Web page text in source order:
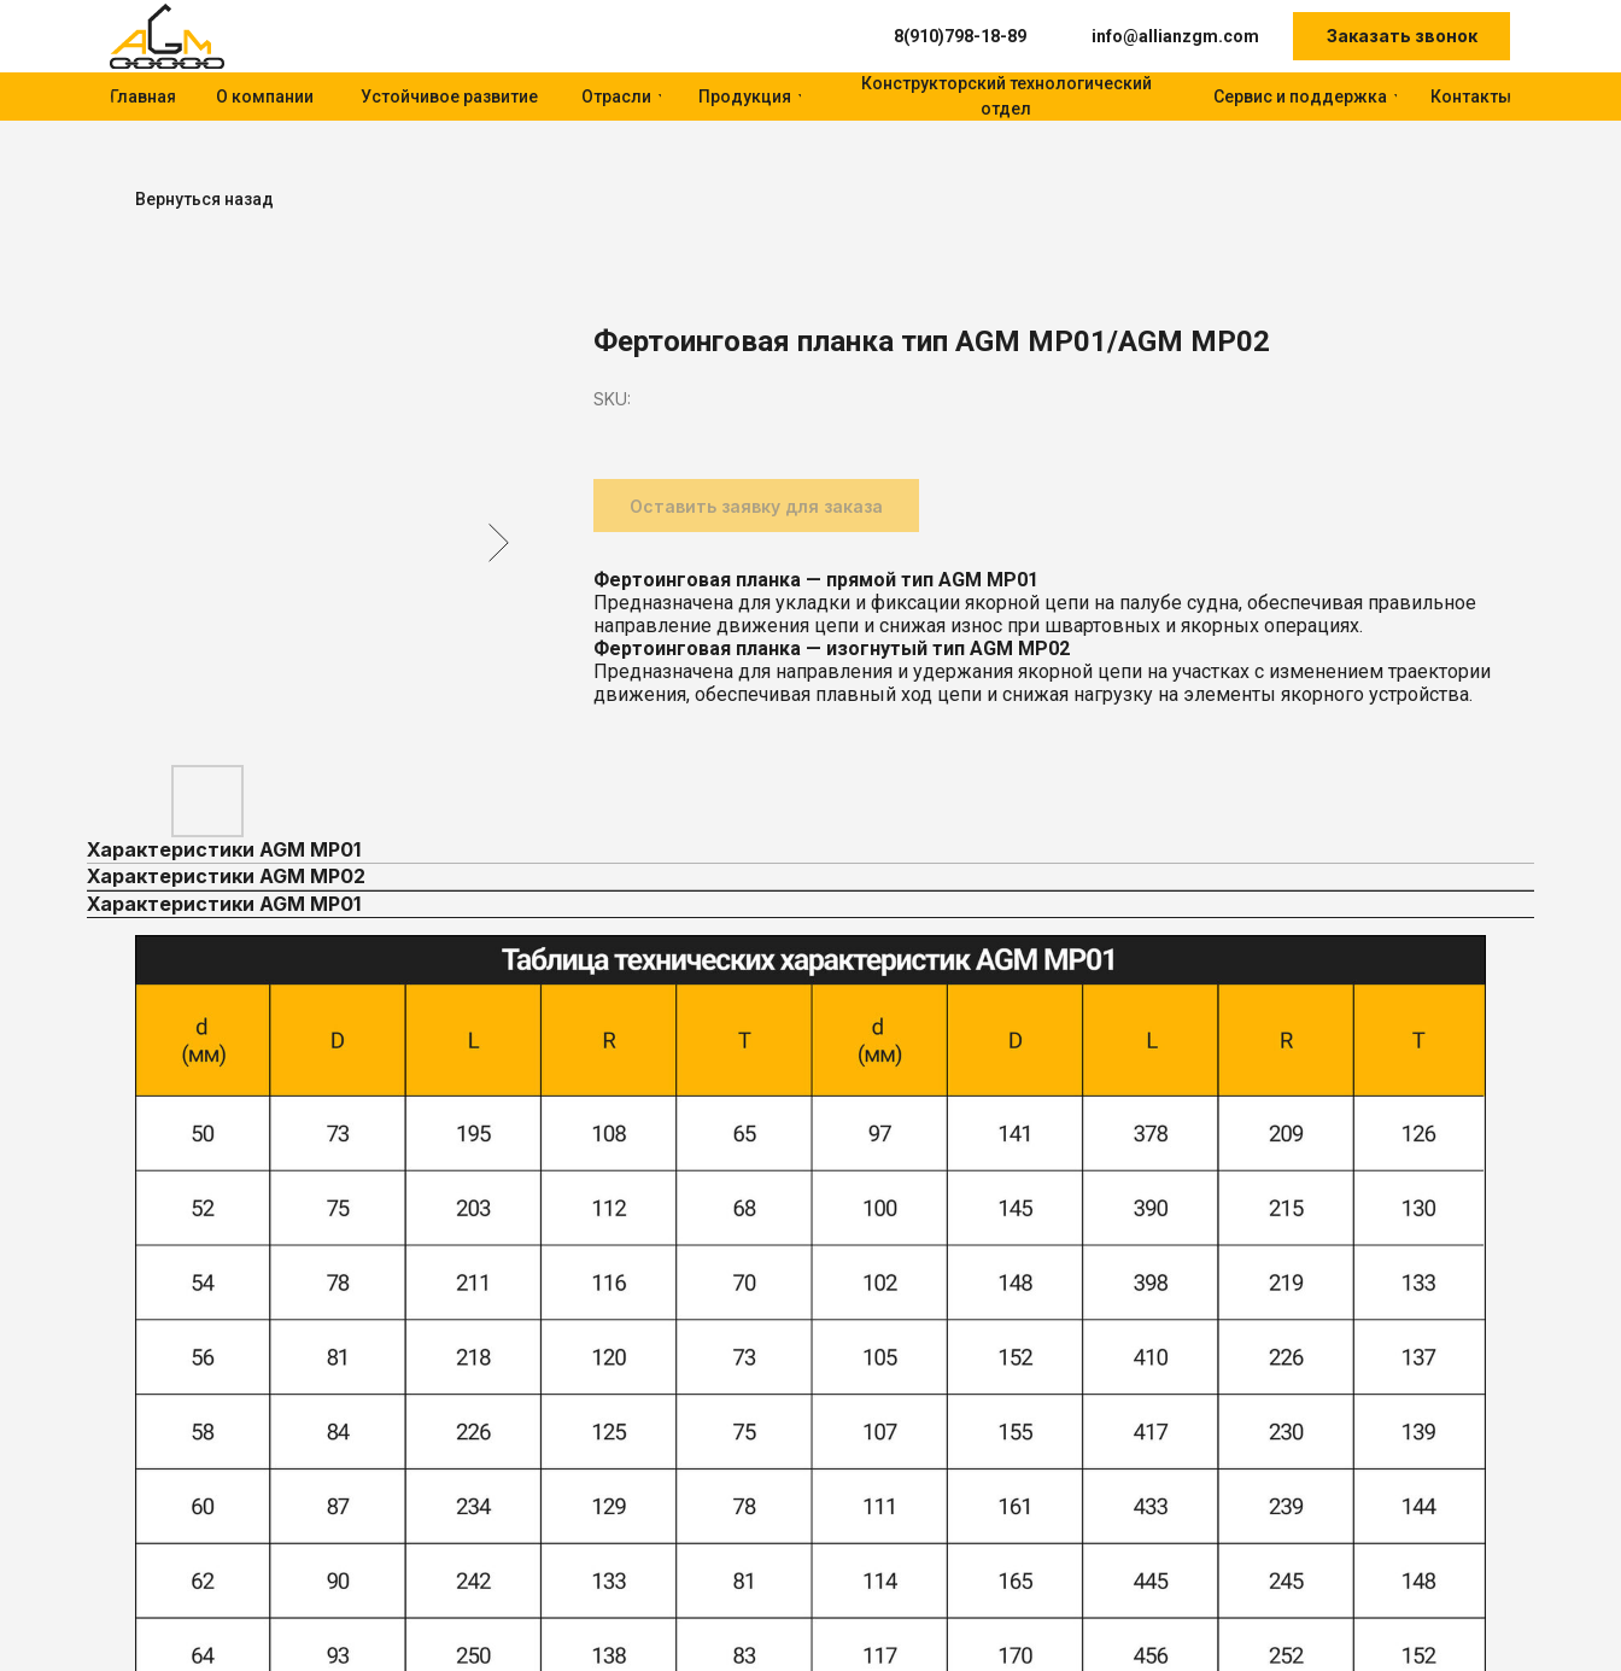
Главная
8(910)798-18-89 info@allianzgm.com
О компании Устойчивое развитие Отрасли Продукция
Конструкторский технологический
отдел
Сервис и поддержка Контакты
Заказать звонок
Вернуться назад
Фертоинговая планка тип AGM MP01/AGM MP02
SKU:
Оставить заявку для заказа
Фертоинговая планка — прямой тип AGM MP01
Предназначена для укладки и фиксации якорной цепи на палубе судна, обеспечивая правильное
направление движения цепи и снижая износ при швартовных и якорных операциях.
Фертоинговая планка — изогнутый тип AGM MP02
Предназначена для направления и удержания якорной цепи на участках с изменением траектории
движения, обеспечивая плавный ход цепи и снижая нагрузку на элементы якорного устройства.
Характеристики AGM MP01
Характеристики AGM MP02
Характеристики AGM MP01